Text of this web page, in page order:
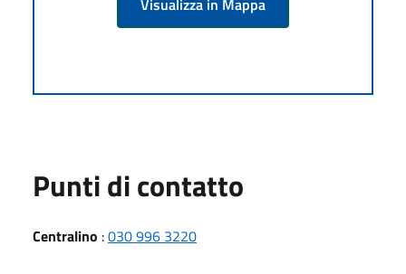
Visualizza in Mappa
Punti di contatto
Centralino :030 996 3220